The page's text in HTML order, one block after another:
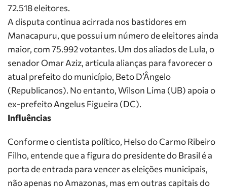
72.518 eleitores.
A disputa continua acirrada nos bastidores em
Manacapuru, que possui um número de eleitores ainda
maior, com 75.992 votantes. Um dos aliados de Lula, o
senador Omar Aziz, articula alianças para favorecer o
atual prefeito do município, Beto D’Ângelo
(Republicanos). No entanto, Wilson Lima (UB) apoia o
ex-prefeito Angelus Figueira (DC).
Influências
Conforme o cientista político, Helso do Carmo Ribeiro
Filho, entende que a figura do presidente do Brasil é a
porta de entrada para vencer as eleições municipais,
não apenas no Amazonas, mas em outras capitais do